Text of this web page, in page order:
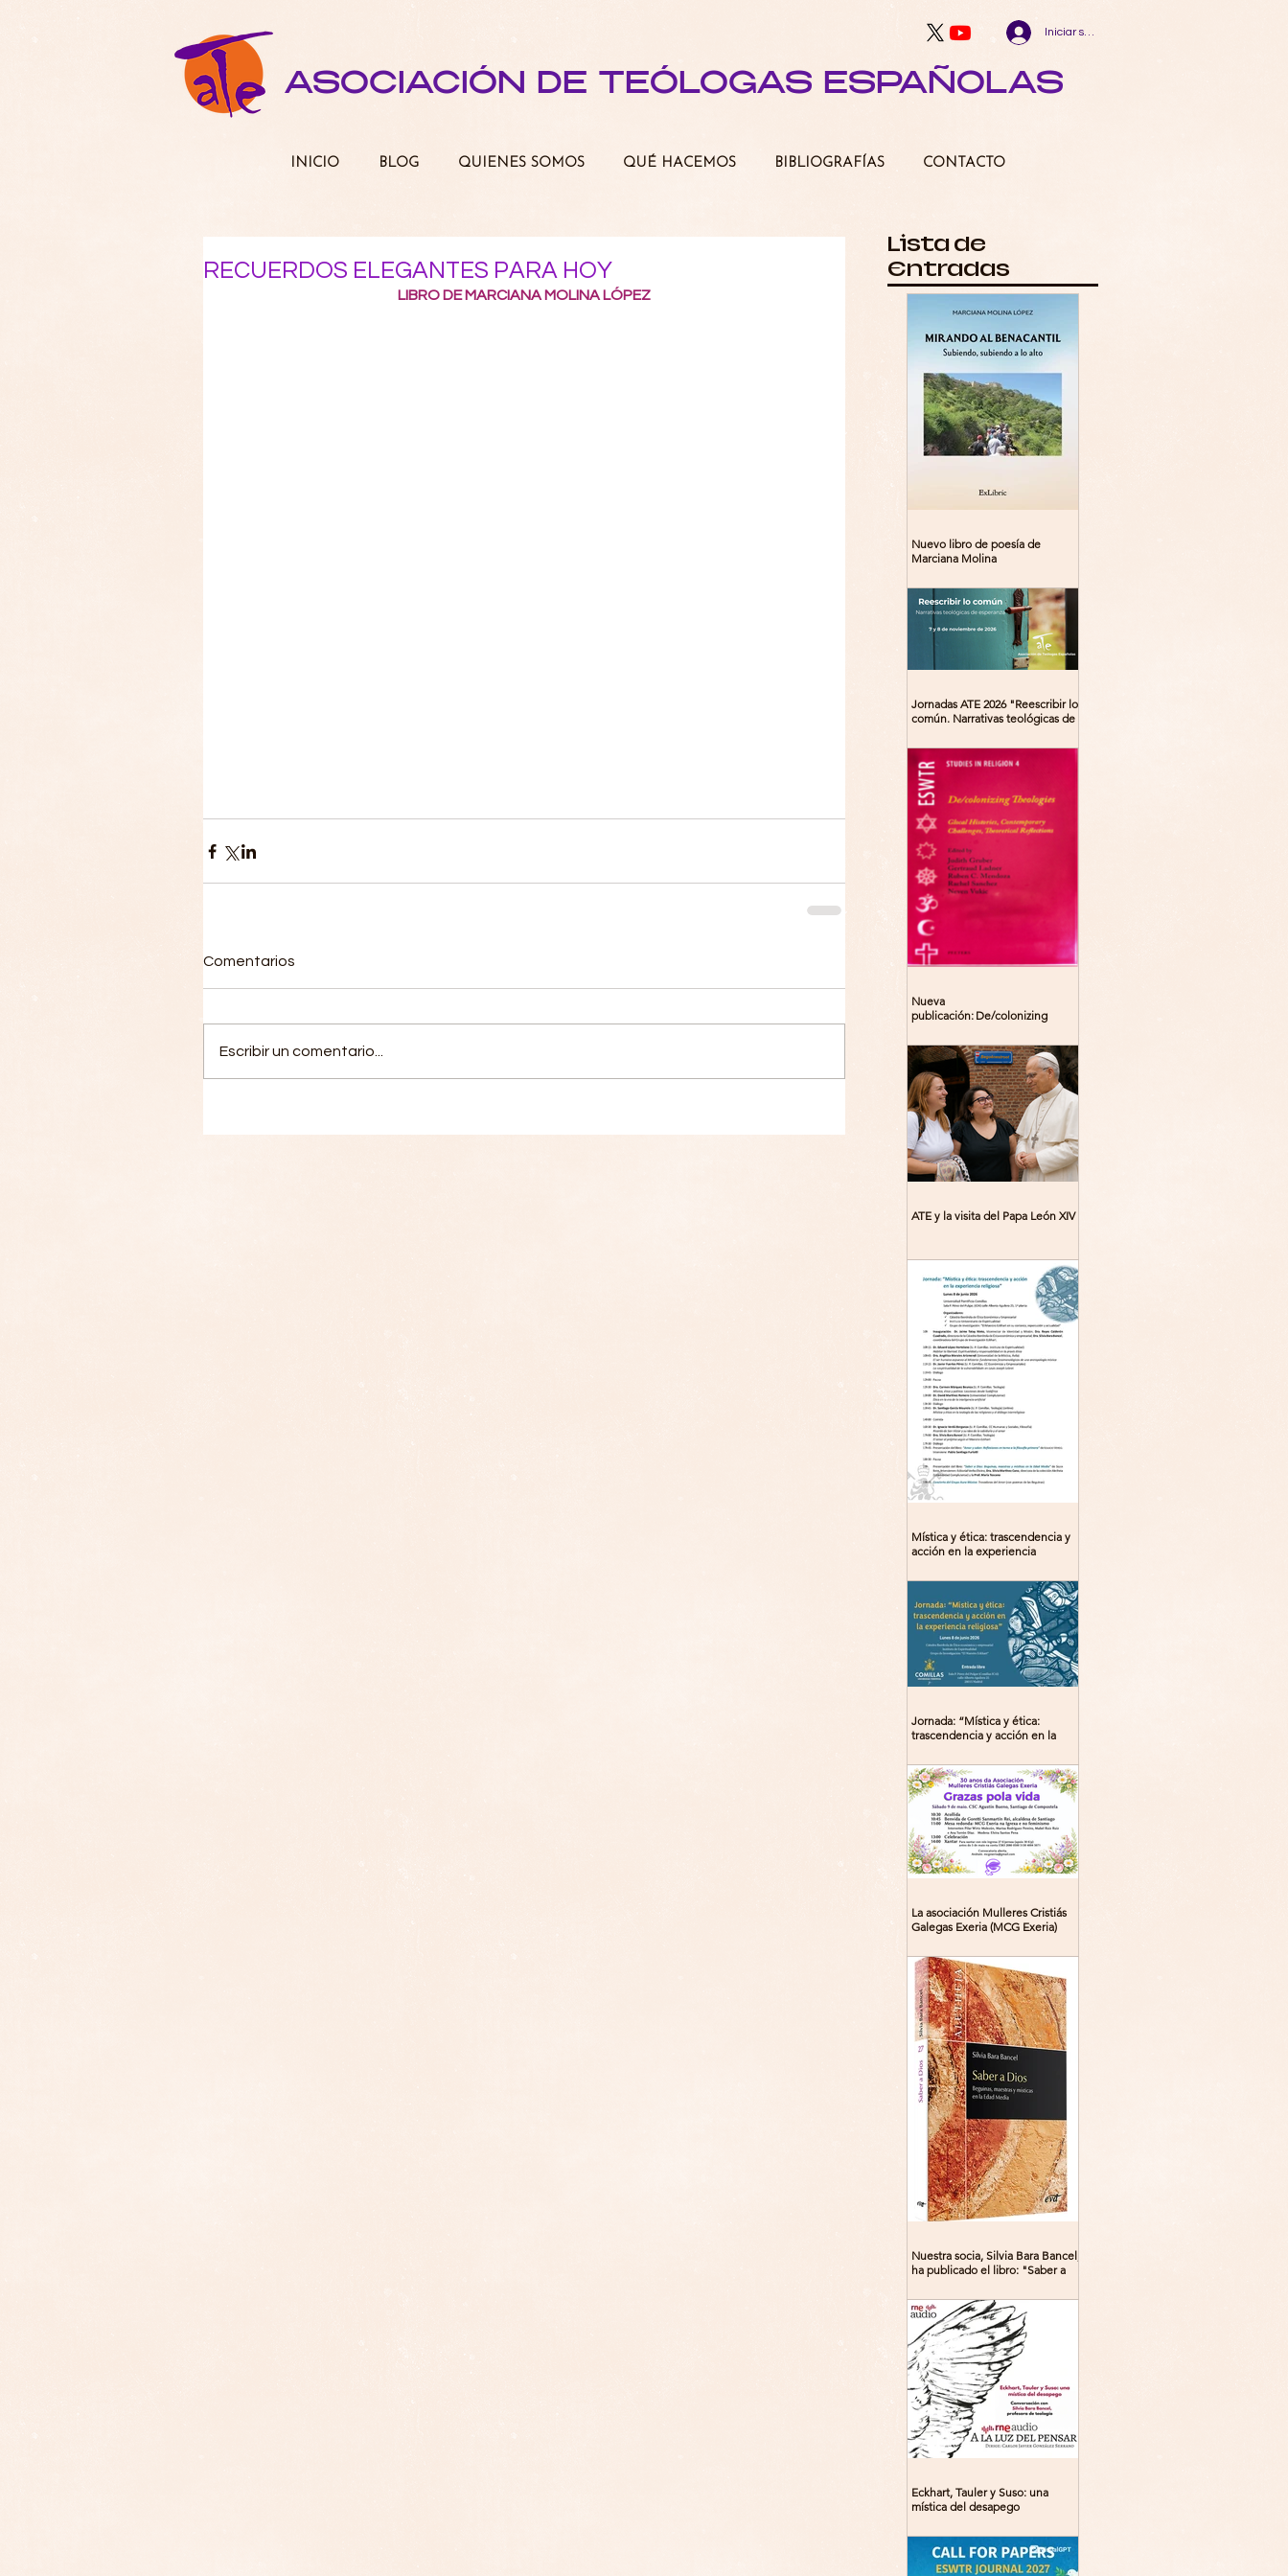
Iniciar sesión
ASOCIACIÓN DE TEÓLOGAS ESPAÑOLAS
RECUERDOS ELEGANTES PARA HOY
LIBRO DE MARCIANA MOLINA LÓPEZ
Comentarios
Escribir un comentario...
Nuevo libro de poesía de
Marciana Molina
Jornadas ATE 2026 "Reescribir lo
común. Narrativas teológicas de
Madrid
Nueva
publicación: De/colonizing
Contemporary Challenges,
Theoretical Reflections
ATE y la visita del Papa León XIV
Mística y ética: trascendencia y
acción en la experiencia
del libro: 8 de junio (lunes),
Comillas (Madrid) 19horas
Jornada: “Mística y ética:
trascendencia y acción en la
La asociación Mulleres Cristiás
Galegas Exeria (MCG Exeria)
Nuestra socia, Silvia Bara Bancel,
ha publicado el libro: "Saber a
místicas en la Edad Media"
Eckhart, Tauler y Suso: una
mística del desapego
Lista de
Entradas
INICIO BLOG QUIENES SOMOS QUÉ HACEMOS BIBLIOGRAFÍAS CONTACTO